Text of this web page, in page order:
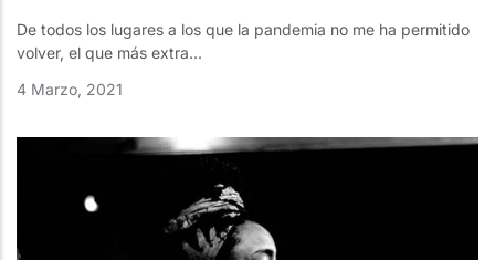
De todos los lugares a los que la pandemia no me ha permitido
volver, el que más extra...
4 Marzo, 2021